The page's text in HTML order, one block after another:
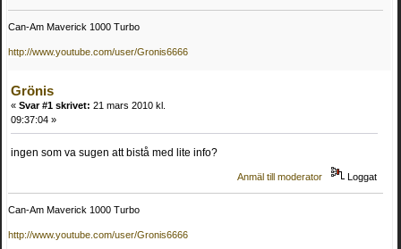
Can-Am Maverick 1000 Turbo
http://www.youtube.com/user/Gronis6666
Grönis
« Svar #1 skrivet: 21 mars 2010 kl.
09:37:04 »
ingen som va sugen att bistå med lite info?
Anmäl till moderator Loggat
Can-Am Maverick 1000 Turbo
http://www.youtube.com/user/Gronis6666